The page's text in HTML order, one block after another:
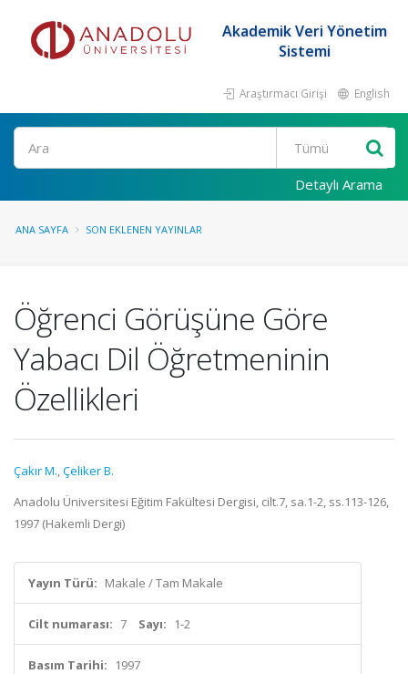
Akademik Veri Yönetim
Sistemi
Araştırmacı Girişi English
Ara
Detaylı Arama
ANA SAYFA SON EKLENEN YAYINLAR
Öğrenci Görüşüne Göre
Yabacı Dil Öğretmeninin
Özellikleri
Çakır M.,Çeliker B.
Anadolu Üniversitesi Eğitim Fakültesi Dergisi, cilt.7, sa.1-2, ss.113-126,
1997 (Hakemli Dergi)
Yayın Türü: Makale / Tam Makale
Cilt numarası: 7 Sayı: 1-2
Basım Tarihi: 1997